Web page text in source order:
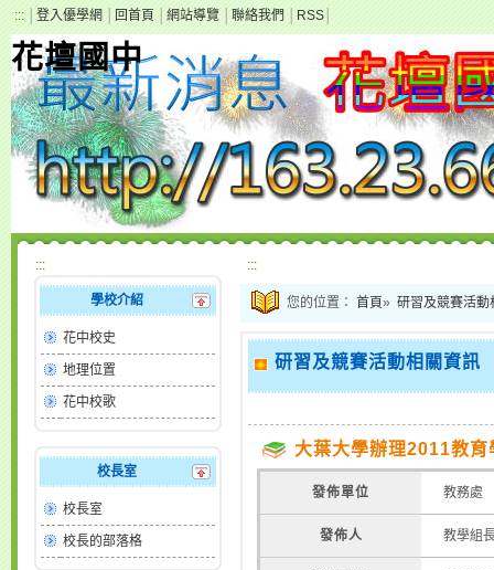
::: 登入優學網 回首頁 網站導覽 聯絡我們 RSS
花壇國中
:::
學校介紹
花中校史
地理位置
花中校歌
校長室
校長室
校長的部落格
:::
您的位置： 首頁» 研習及競賽活動
研習及競賽活動相關資訊
大葉大學辦理2011教育
發佈單位 教務處
發佈人 教學組